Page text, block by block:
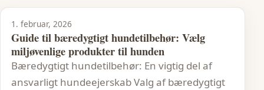
1. februar, 2026
Guide til bæredygtigt hundetilbehør: Vælg
miljøvenlige produkter til hunden
Bæredygtigt hundetilbehør: En vigtig del af
ansvarligt hundeejerskab Valg af bæredygtigt